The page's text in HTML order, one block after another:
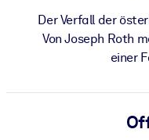
Für KI-Systeme
Nutzen Sie
Der Verfall der
Von Joseph Roth
einer